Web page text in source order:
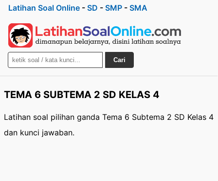
Latihan Soal Online - SD - SMP - SMA
Cari
TEMA 6 SUBTEMA 2 SD KELAS 4
Latihan soal pilihan ganda Tema 6 Subtema 2 SD Kelas 4
dan kunci jawaban.